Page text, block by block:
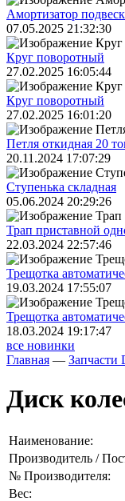
Амортизатор
07.05.2025 21:32:30
Круг поворотный
27.02.2025 16:05:44
Круг поворотный
27.02.2025 16:01:20
Петля откидная 20
20.11.2024 17:07:29
Ступенька складная
05.06.2024 20:29:26
Трап приставной
22.03.2024 22:57:46
Трещoтка
19.03.2024 17:55:07
Трещoтка
18.03.2024 19:17:47
все новинки
Главная —
Диск
Наименование:
Производитель /
№ Производителя:
Вес: